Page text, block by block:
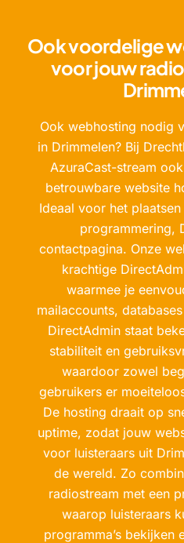
Ook voordelige
voor jouw
Ook webhosting nodig
in Drimmelen? Bij
AzuraCast-stream
betrouwbare website
Ideaal voor het
programmering,
contactpagina. Onze
krachtige
waarmee je
mailaccounts,
DirectAdmin staat
stabiliteit en
waardoor zowel
gebruikers er
De hosting draait op
uptime, zodat jouw
voor luisteraars uit
de wereld. Zo
radiostream met een
waarop luisteraars
programma’s bekijken